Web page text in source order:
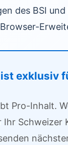
des BSI
exklusiv
Pro-Inhalt.
Schweizer